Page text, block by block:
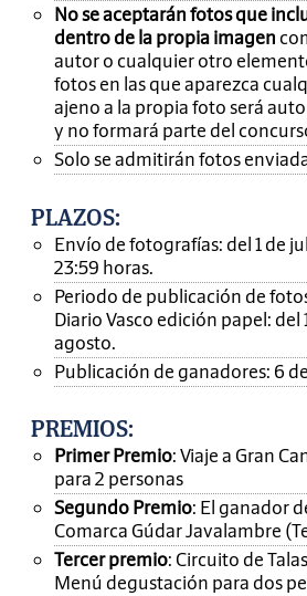
No se aceptarán fotos que
dentro de la propia imagen
autor o cualquier otro
fotos en las que aparezca
ajeno a la propia foto será
y no formará parte del
Solo se admitirán fotos
PLAZOS:
Envío de fotografías: del 1 de
23:59 horas.
Periodo de publicación de
Diario Vasco edición papel: del
agosto.
Publicación de ganadores: 6
PREMIOS:
Primer Premio: Viaje a Gran
para 2 personas
Segundo Premio: El ganador
Comarca Gúdar Javalambre
Tercer premio: Circuito de
Menú degustación para dos